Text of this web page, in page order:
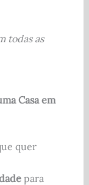
todas as
Casa em
quer
para